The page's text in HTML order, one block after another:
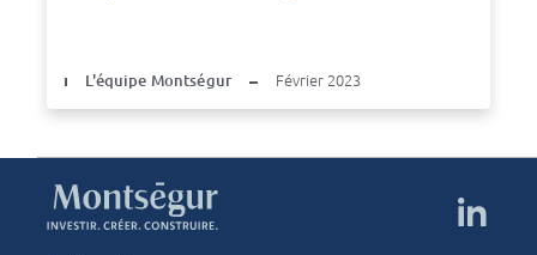
L'équipe Montségur Février 2023